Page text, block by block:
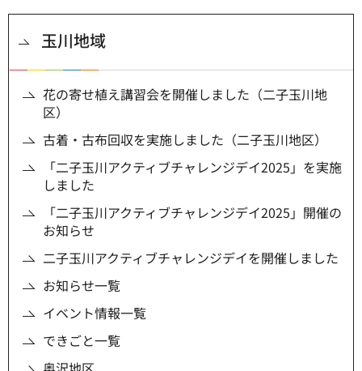
玉川地域
花の寄せ植え講習会を開催しました（二子玉川地
区）
古着・古布回収を実施しました（二子玉川地区）
「二子玉川アクティブチャレンジデイ2025」を実施
しました
「二子玉川アクティブチャレンジデイ2025」開催の
お知らせ
二子玉川アクティブチャレンジデイを開催しました
お知らせ一覧
イベント情報一覧
できごと一覧